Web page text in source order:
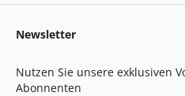
Newsletter
Nutzen Sie unsere exklusiven
Abonnenten